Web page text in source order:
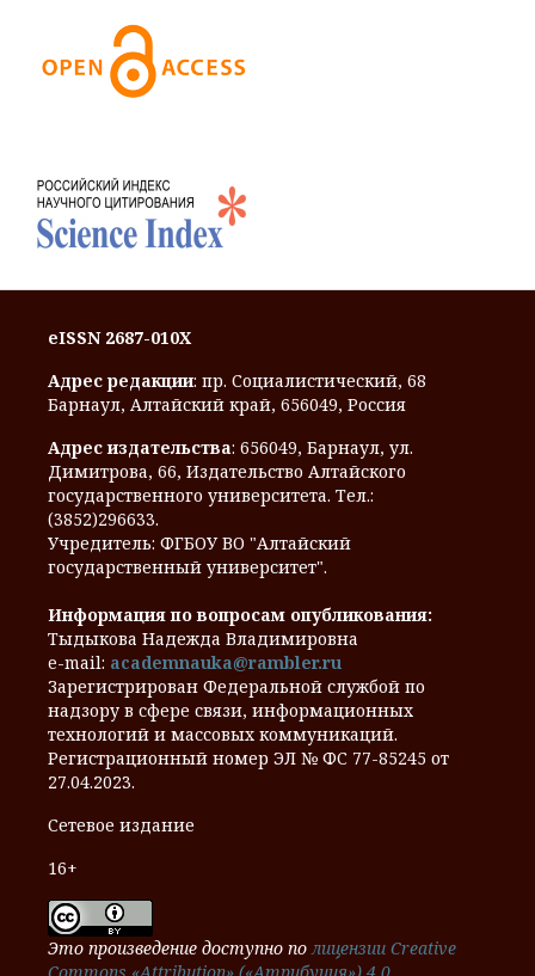
eISSN 2687-010X
Адрес редакции: пр. Социалистический, 68
Барнаул, Алтайский край, 656049, Россия
Адрес издательства: 656049, Барнаул, ул.
Димитрова, 66, Издательство Алтайского
государственного университета. Тел.:
(3852)296633.
Учредитель: ФГБОУ ВО "Алтайский
государственный университет".
Информация по вопросам опубликования:
Тыдыкова Надежда Владимировна
e-mail: academnauka@rambler.ru
Зарегистрирован Федеральной службой по
надзору в сфере связи, информационных
технологий и массовых коммуникаций.
Регистрационный номер ЭЛ № ФС 77-85245 от
27.04.2023.
Сетевое издание
16+
Это произведение доступно полицензии Creative